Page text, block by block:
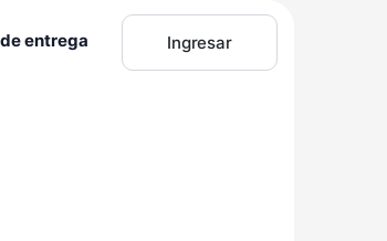
entrega Ingresar